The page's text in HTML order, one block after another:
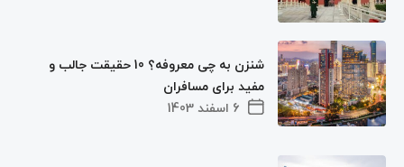
6 اسفند 1403
شنزن به چی معروفه؟ 10 حقیقت جالب و
مفید برای مسافران